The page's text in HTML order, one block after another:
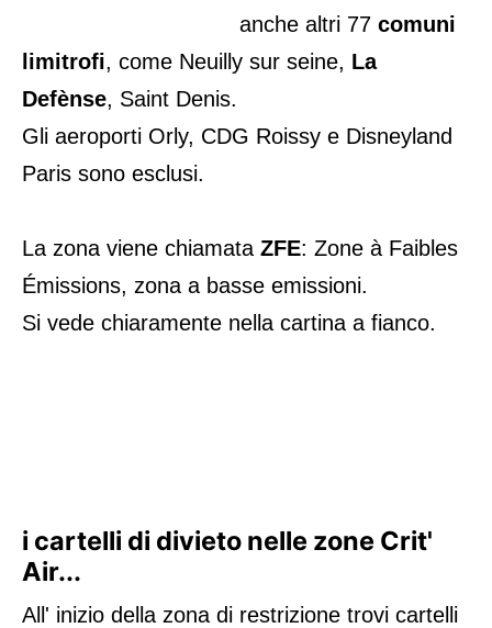
anche altri 77 comuni
limitrofi, come Neuilly sur seine, La
Defènse, Saint Denis.
Gli aeroporti Orly, CDG Roissy e Disneyland
Paris sono esclusi.
La zona viene chiamata ZFE: Zone à Faibles
Émissions, zona a basse emissioni.
Si vede chiaramente nella cartina a fianco.
i cartelli di divieto nelle zone Crit'
Air...
All' inizio della zona di restrizione trovi cartelli